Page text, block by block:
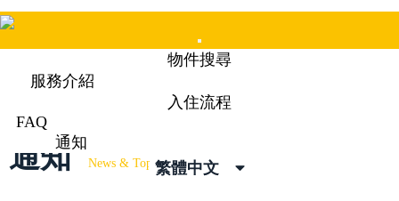
Mobile
Menu
物件搜尋
服務介紹
入住流程
FAQ
通知
繁體中文
通知 News & Topics